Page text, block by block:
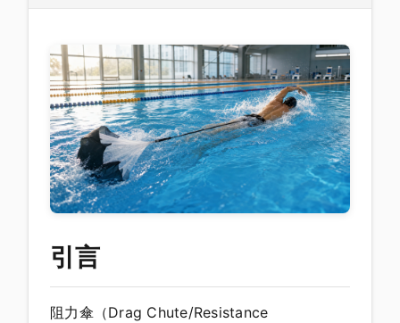
引言
阻力傘（Drag Chute/Resistance